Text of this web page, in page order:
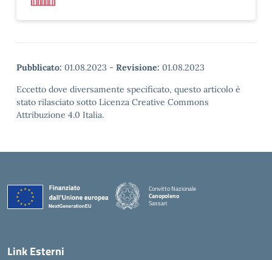
Pubblicato: 01.08.2023 - Revisione: 01.08.2023
Eccetto dove diversamente specificato, questo articolo è
stato rilasciato sotto Licenza Creative Commons
Attribuzione 4.0 Italia.
Convitto Nazionale
Canopoleno
Sassari
Link Esterni